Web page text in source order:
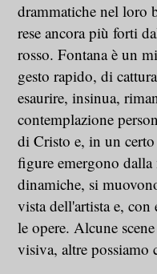
drammatiche nel loro
rese ancora più forti
rosso. Fontana è un
gesto rapido, di
esaurire, insinua,
contemplazione
di Cristo e, in un
figure emergono dalla
dinamiche, si
vista dell'artista e,
le opere. Alcune
visiva, altre possiamo